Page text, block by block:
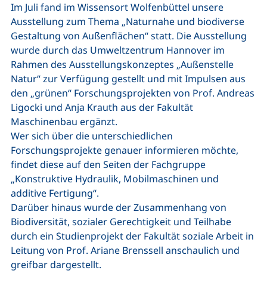
Im Juli fand im Wissensort Wolfenbüttel unsere
Ausstellung zum Thema „Naturnahe und biodiverse
Gestaltung von Außenflächen“ statt. Die Ausstellung
wurde durch das Umweltzentrum Hannover im
Rahmen des Ausstellungskonzeptes „Außenstelle
Natur“ zur Verfügung gestellt und mit Impulsen aus
den „grünen“ Forschungsprojekten von Prof. Andreas
Ligocki und Anja Krauth aus der Fakultät
Maschinenbau ergänzt.
Wer sich über die unterschiedlichen
Forschungsprojekte genauer informieren möchte,
findet diese auf den Seiten der Fachgruppe
„Konstruktive Hydraulik, Mobilmaschinen und
additive Fertigung“.
Darüber hinaus wurde der Zusammenhang von
Biodiversität, sozialer Gerechtigkeit und Teilhabe
durch ein Studienprojekt der Fakultät soziale Arbeit in
Leitung von Prof. Ariane Brenssell anschaulich und
greifbar dargestellt.